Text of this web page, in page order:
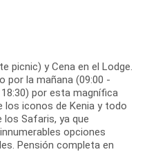
picnic) y Cena en el Lodge.
por la mañana (09:00 -
por esta magnífica
los iconos de Kenia y todo
Safaris, ya que
opciones
Pensión completa en